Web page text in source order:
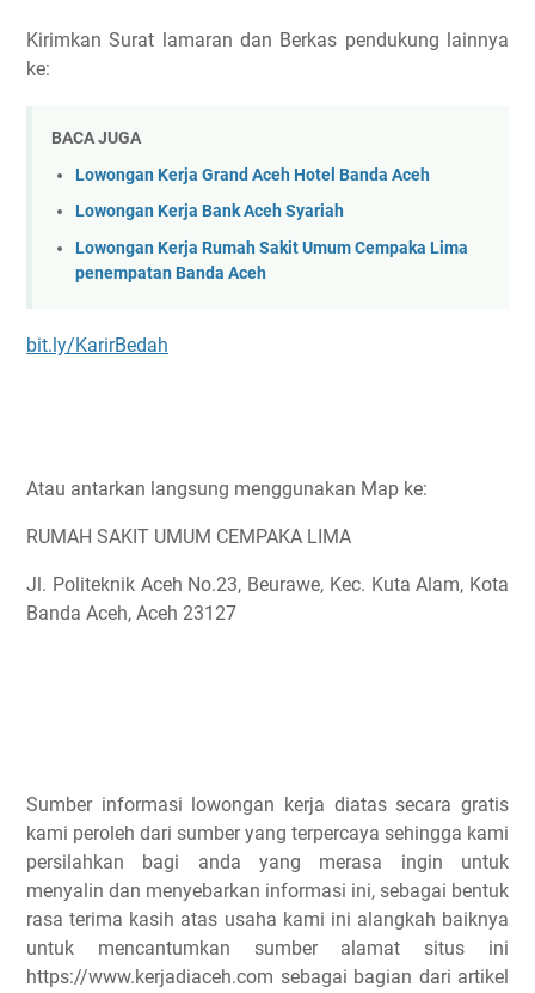
Kirimkan Surat lamaran dan Berkas pendukung lainnya
ke:
BACA JUGA
Lowongan Kerja Grand Aceh Hotel Banda Aceh
Lowongan Kerja Bank Aceh Syariah
Lowongan Kerja Rumah Sakit Umum Cempaka Lima
penempatan Banda Aceh
bit.ly/KarirBedah
Atau antarkan langsung menggunakan Map ke:
RUMAH SAKIT UMUM CEMPAKA LIMA
Jl. Politeknik Aceh No.23, Beurawe, Kec. Kuta Alam, Kota
Banda Aceh, Aceh 23127
Sumber informasi lowongan kerja diatas secara gratis
kami peroleh dari sumber yang terpercaya sehingga kami
persilahkan bagi anda yang merasa ingin untuk
menyalin dan menyebarkan informasi ini, sebagai bentuk
rasa terima kasih atas usaha kami ini alangkah baiknya
untuk mencantumkan sumber alamat situs ini
https://www.kerjadiaceh.com sebagai bagian dari artikel